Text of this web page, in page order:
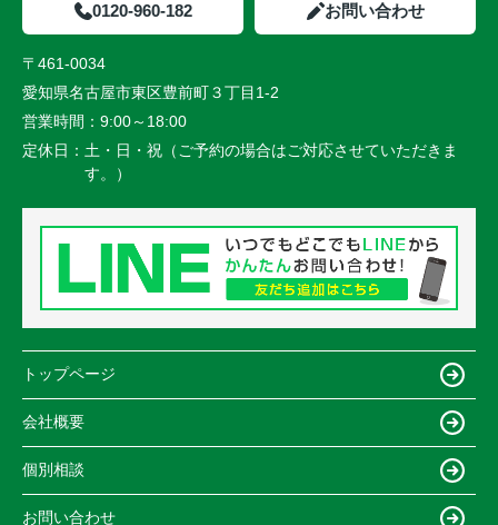
0120-960-182 お問い合わせ
〒461-0034
愛知県名古屋市東区豊前町３丁目1-2
営業時間： 9:00～18:00
定休日： 土・日・祝（ご予約の場合はご対応させていただきま
す。）
トップページ
会社概要
個別相談
お問い合わせ